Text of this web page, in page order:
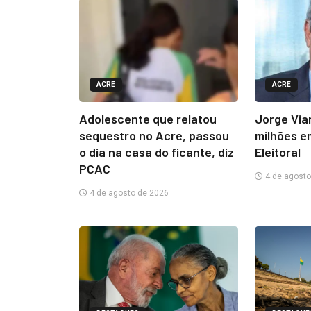
ACRE
Adolescente que relatou
sequestro no Acre, passou
o dia na casa do ficante, diz
PCAC
4 de agosto de 2026
ACRE
Jorge
milhões
Eleitoral
4 de